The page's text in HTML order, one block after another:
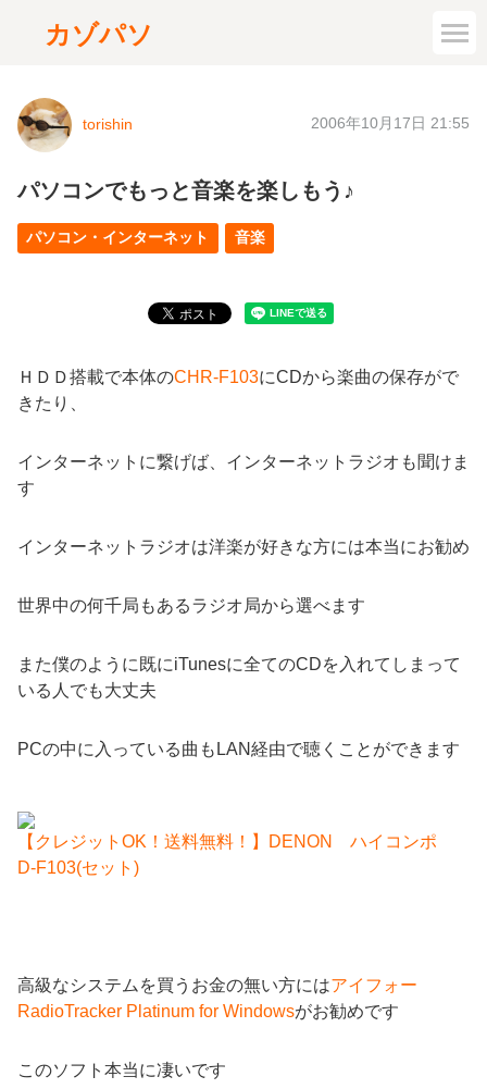
カゾパソ
torishin 2006年10月17日 21:55
パソコンでもっと音楽を楽しもう♪
パソコン・インターネット 音楽
ＨＤＤ搭載で本体のCHR-F103にCDから楽曲の保存がで
きたり、
インターネットに繋げば、インターネットラジオも聞けま
す
インターネットラジオは洋楽が好きな方には本当にお勧め
世界中の何千局もあるラジオ局から選べます
また僕のように既にiTunesに全てのCDを入れてしまって
いる人でも大丈夫
PCの中に入っている曲もLAN経由で聴くことができます
【クレジットOK！送料無料！】DENON ハイコンポ
D-F103(セット)
高級なシステムを買うお金の無い方にはアイフォー
RadioTracker Platinum for Windowsがお勧めです
このソフト本当に凄いです